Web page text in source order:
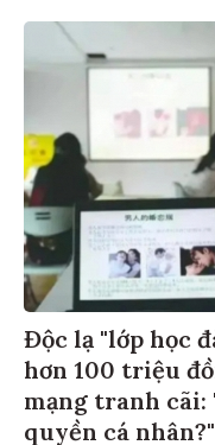
Độc lạ "lớp học
hơn 100 triệu
mạng tranh cãi:
quyền cá nhân?"